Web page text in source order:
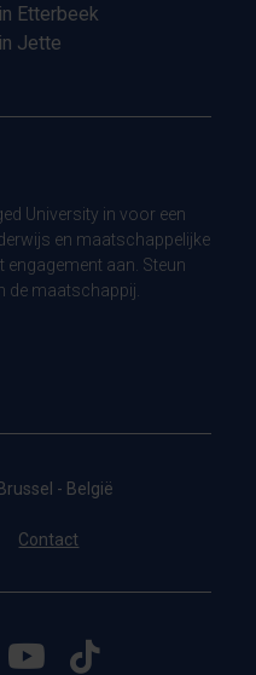
Etterbeek
Jette
University in voor een
en maatschappelijke
aan. Steun
de maatschappij.
- België
Contact